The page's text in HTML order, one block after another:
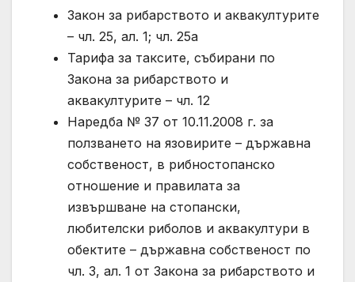
Закон за рибарството и аквакултурите
– чл. 25, ал. 1; чл. 25а
Тарифа за таксите, събирани по
Закона за рибарството и
аквакултурите – чл. 12
Наредба № 37 от 10.11.2008 г. за
ползването на язовирите – държавна
собственост, в рибностопанско
отношение и правилата за
извършване на стопански,
любителски риболов и аквакултури в
обектите – държавна собственост по
чл. 3, ал. 1 от Закона за рибарството и